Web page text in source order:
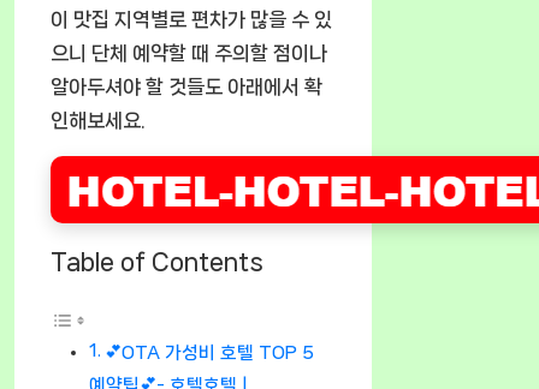
이 맛집 지역별로 편차가 많을 수 있
으니 단체 예약할 때 주의할 점이나
알아두셔야 할 것들도 아래에서 확
인해보세요.
Table of Contents
💕OTA 가성비 호텔 TOP 5
예약팁💕- 호텔호텔 |